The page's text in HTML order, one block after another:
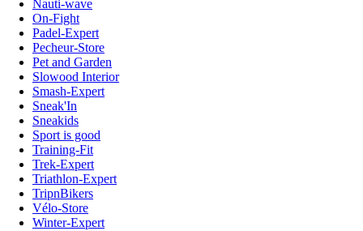
Nauti-wave
On-Fight
Padel-Expert
Pecheur-Store
Pet and Garden
Slowood Interior
Smash-Expert
Sneak'In
Sneakids
Sport is good
Training-Fit
Trek-Expert
Triathlon-Expert
TripnBikers
Vélo-Store
Winter-Expert